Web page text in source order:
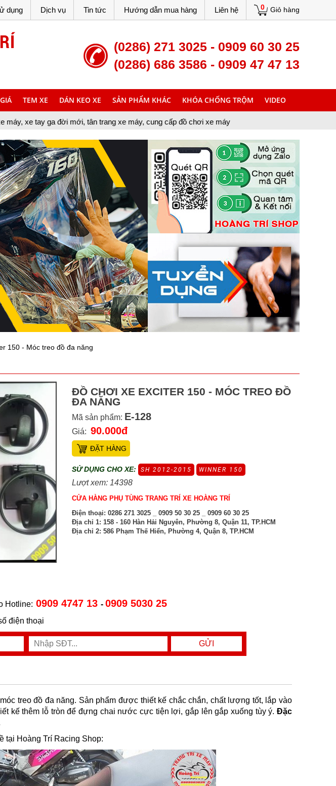
0 Giỏ hàng
dụng Dịch vụ Tin tức Hướng dẫn mua hàng Liên hệ
(0286) 271 3025 - 0909 60 30 25
(0286) 686 3586 - 0909 47 47 13
TEM XE DÁN KEO XE SẢN PHẨM KHÁC KHÓA CHỐNG TRỘM VIDEO
mới, tân trang xe máy, cung cấp đồ chơi xe máy
150 - Móc treo đồ đa năng
ĐỒ CHƠI XE EXCITER 150 - MÓC TREO ĐỒ
ĐA NĂNG
Mã sản phẩm: E-128
Giá: 90.000đ
ĐẶT HÀNG
SỬ DỤNG CHO XE: SH 2012-2015 WINNER 150
Lượt xem: 14398
CỬA HÀNG PHỤ TÙNG TRANG TRÍ XE HOÀNG TRÍ
Điện thoại: 0286 271 3025 _ 0909 50 30 25 _ 0909 60 30 25
Địa chỉ 1: 158 - 160 Hàn Hải Nguyên, Phường 8, Quận 11, TP.HCM
Địa chỉ 2: 586 Phạm Thế Hiển, Phường 4, Quận 8, TP.HCM
Hotline: 0909 4747 13 - 0909 5030 25
điện thoại
treo đồ đa năng. Sản phẩm được thiết kế chắc chắn, chất lượng tốt, lắp vào
kế thêm lỗ tròn để đựng chai nước cực tiện lợi, gắp lên gắp xuống tùy ý. Đặc
tại Hoàng Trí Racing Shop: